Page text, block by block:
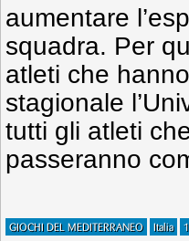
aumentare
squadra. Per
atleti che
stagionale
tutti gli atleti
passeranno
GIOCHI DEL MEDITERRANEO Italia